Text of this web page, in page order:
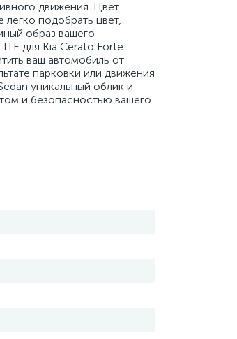
движения. Цвет
подобрать цвет,
образ вашего
для Kia Cerato Forte
ваш автомобиль от
парковки или движения
уникальный облик и
и безопасностью вашего